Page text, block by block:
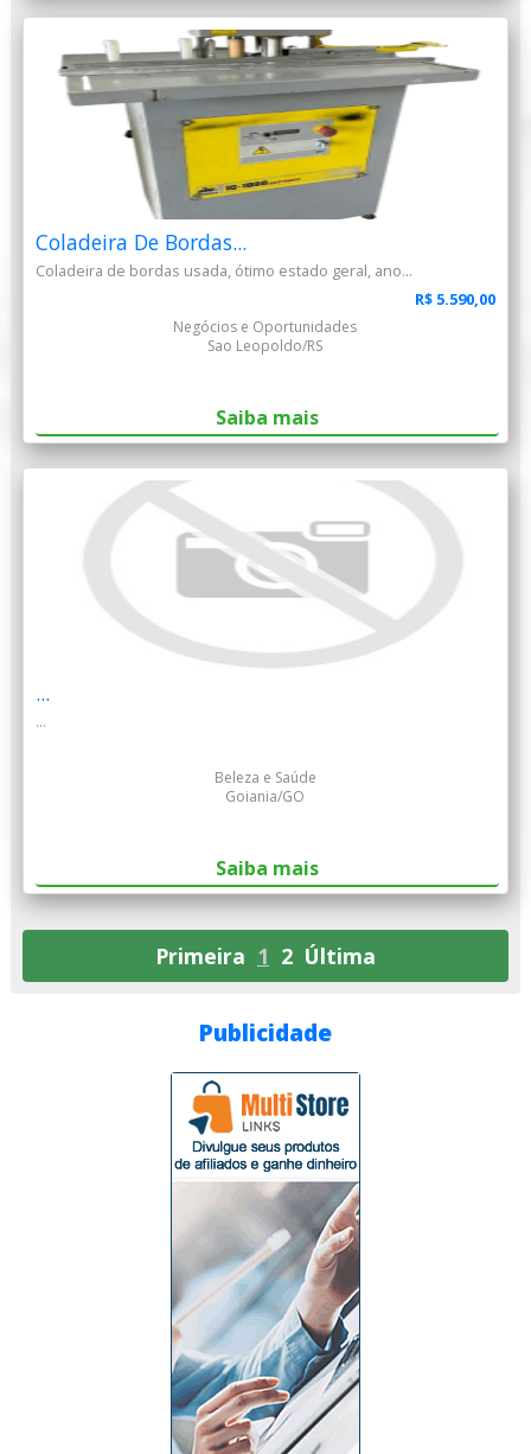
Coladeira De Bordas...
Coladeira de bordas usada, ótimo estado geral, ano...
R$ 5.590,00
Negócios e Oportunidades
Sao Leopoldo/RS
Saiba mais
...
...
Beleza e Saúde
Goiania/GO
Saiba mais
Primeira 1 2 Última
Publicidade